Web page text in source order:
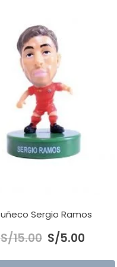
Sergio Ramos
S/15.00 precio
original
S/5.00precio
actual